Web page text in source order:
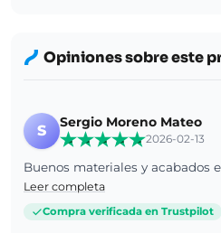
Opiniones sobre este
S
Sergio Moreno Mateo
2026-02-13
Buenos materiales y acabados
Leer completa
Compra verificada en Trustpilot